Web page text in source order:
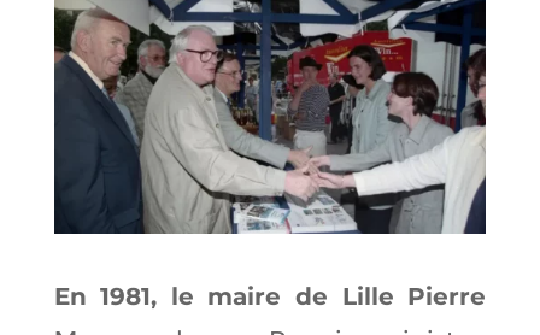
En 1981, le maire de Lille Pierre